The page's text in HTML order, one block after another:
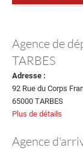
Agence de
TARBES
Adresse :
92 Rue du Corps
65000 TARBES
Plus de détails
Agence